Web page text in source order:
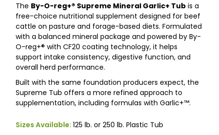
The By-O-reg+® Supreme Mineral Garlic+ Tub is a
free-choice nutritional supplement designed for beef
cattle on pasture and forage-based diets. Formulated
with a balanced mineral package and powered by By-
O-reg+® with CF20 coating technology, it helps
support intake consistency, digestive function, and
overall herd performance.
Built with the same foundation producers expect, the
Supreme Tub offers a more refined approach to
supplementation, including formulas with Garlic+™.
Sizes Available: 125 lb. or 250 lb. Plastic Tub